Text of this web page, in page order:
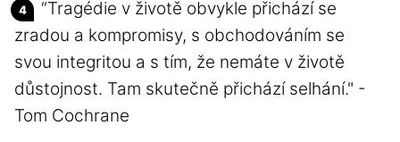
“Tragédie v životě obvykle přichází se
zradou a kompromisy, s obchodováním se
svou integritou a s tím, že nemáte v životě
důstojnost. Tam skutečně přichází selhání." -
Tom Cochrane